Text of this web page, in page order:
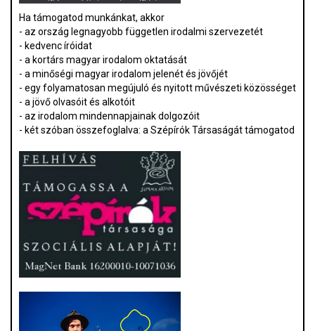
Ha támogatod munkánkat, akkor
- az ország legnagyobb független irodalmi szervezetét
- kedvenc íróidat
- a kortárs magyar irodalom oktatását
- a minőségi magyar irodalom jelenét és jövőjét
- egy folyamatosan megújuló és nyitott művészeti közösséget
- a jövő olvasóit és alkotóit
- az irodalom mindennapjainak dolgozóit
- két szóban összefoglalva: a Szépírók Társaságát támogatod